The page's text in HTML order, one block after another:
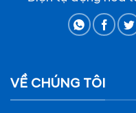
VỀ CHÚNG TÔI